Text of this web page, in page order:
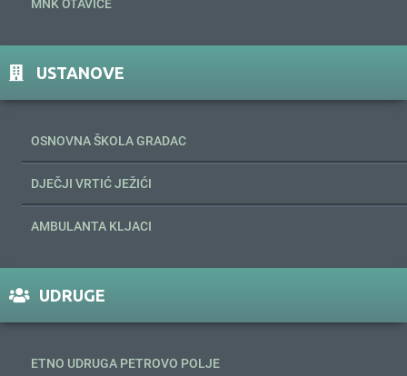
MNK OTAVICE
USTANOVE
OSNOVNA ŠKOLA GRADAC
DJEČJI VRTIĆ JEŽIĆI
AMBULANTA KLJACI
UDRUGE
ETNO UDRUGA PETROVO POLJE